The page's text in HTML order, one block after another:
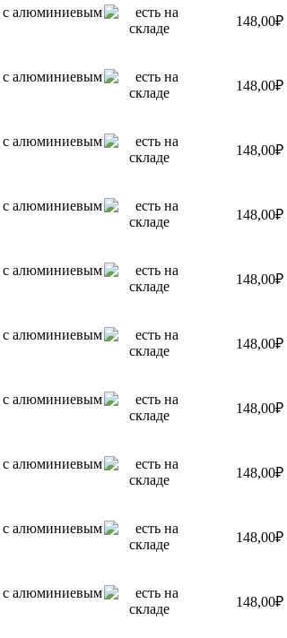
алюминиевым
148,00₽
алюминиевым
148,00₽
алюминиевым
148,00₽
алюминиевым
148,00₽
алюминиевым
148,00₽
алюминиевым
148,00₽
алюминиевым
148,00₽
алюминиевым
148,00₽
алюминиевым
148,00₽
алюминиевым
148,00₽